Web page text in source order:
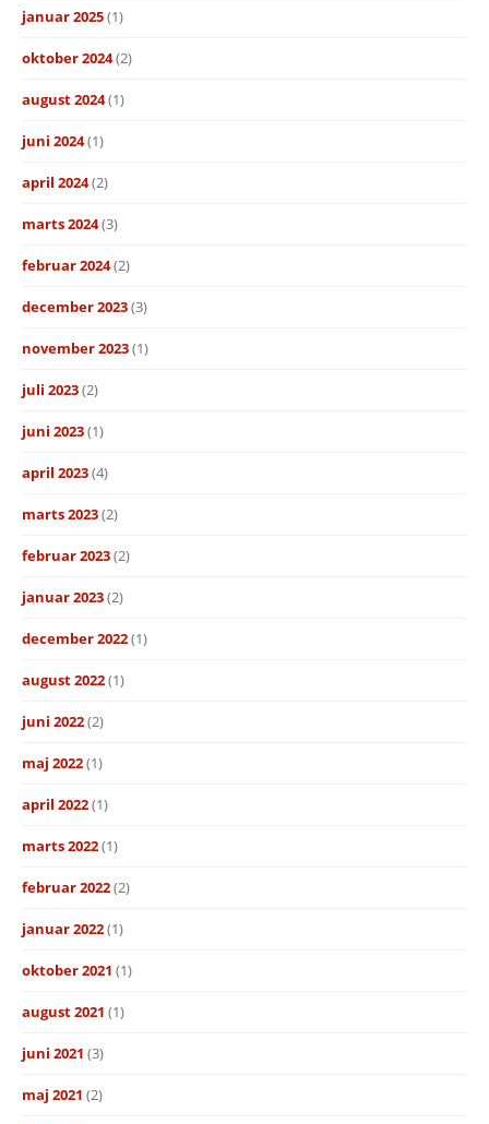
januar 2025(1)
oktober 2024(2)
august 2024(1)
juni 2024(1)
april 2024(2)
marts 2024(3)
februar 2024(2)
december 2023(3)
november 2023(1)
juli 2023(2)
juni 2023(1)
april 2023(4)
marts 2023(2)
februar 2023(2)
januar 2023(2)
december 2022(1)
august 2022(1)
juni 2022(2)
maj 2022(1)
april 2022(1)
marts 2022(1)
februar 2022(2)
januar 2022(1)
oktober 2021 (1)
august 2021 (1)
juni 2021 (3)
maj 2021 (2)